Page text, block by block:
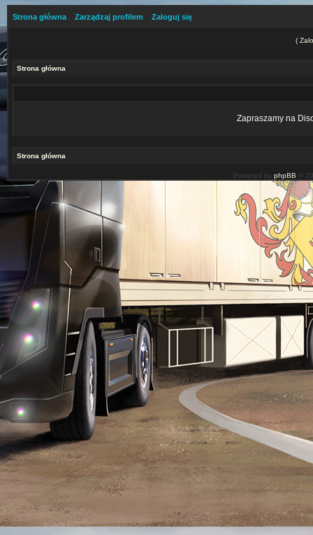
Strona główna Zarządzaj profilem Zaloguj się
(
Strona główna
Zapraszamy na
Strona główna
Powered by phpBB ©